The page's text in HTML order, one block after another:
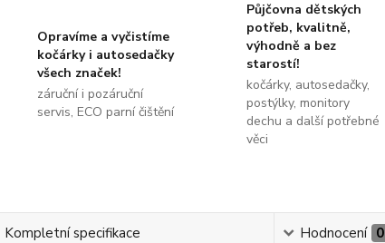
Opravíme a vyčistíme
kočárky i autosedačky
všech značek!
záruční i pozáruční
servis, ECO parní čištění
Půjčovna dětských
potřeb, kvalitně,
výhodně a bez
starostí!
kočárky, autosedačky,
postýlky, monitory
dechu a další potřebné
věci
Kompletní specifikace Hodnocení 0